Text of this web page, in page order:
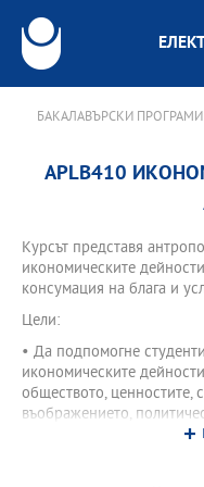
БАКАЛАВЪРСКИ ПРОГРАМИ
APLB410
Курсът представя
икономическите
консумация на блага и
Цели:
• Да подпомогне
икономическите
обществото, ценностите,
въображението,
цивилизации и култури.